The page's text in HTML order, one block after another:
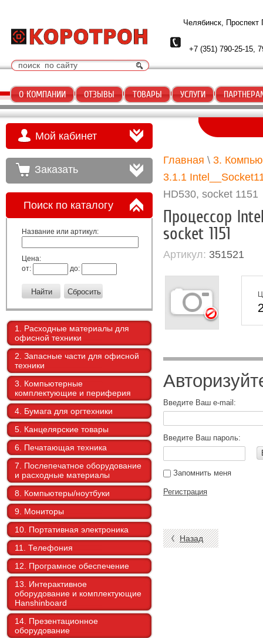
Челябинск,
+7 (351) 790-25-15,
О КОМПАНИИ ОТЗЫВЫ ТОВАРЫ УСЛУГИ
Мой кабинет
Заказать
Поиск по каталогу
Название или артикул:
Цена:
от:
до:
1. Расходные материалы для
офисной техники
2. Запасные части для офисной
техники
3. Компьютерные
комплектующие и периферия
4. Бумага для оргтехники
5. Канцелярские товары
6. Печатающая техника
7. Послепечатное оборудование
и расходные материалы
8. Компьютеры/ноутбуки
9. Мониторы
10. Портативная электроника
11. Телефония
12. Програмное обеспечение
13. Интерактивное
оборудование и комплектующие
Hanshinboard
14. Презентационное
оборудование
Главная \ 3.
3.1.1
HD530, socket 1151
Процессор
socket 1151
Артикул: 351521
Введите Ваш e-mail:
Введите Ваш пароль:
Запомнить меня
Регистрация
Назад